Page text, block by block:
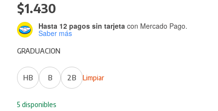
$1.430
Hasta 12 pagos sin tarjeta con Mercado Pago.
Saber más
GRADUACION
HB B 2B Limpiar
5 disponibles